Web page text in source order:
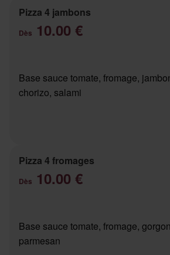
Pizza 4 jambons
Dès 10.00 €
Base sauce tomate, fromage,
chorizo, salami
Pizza 4 fromages
Dès 10.00 €
Base sauce tomate, fromage,
parmesan